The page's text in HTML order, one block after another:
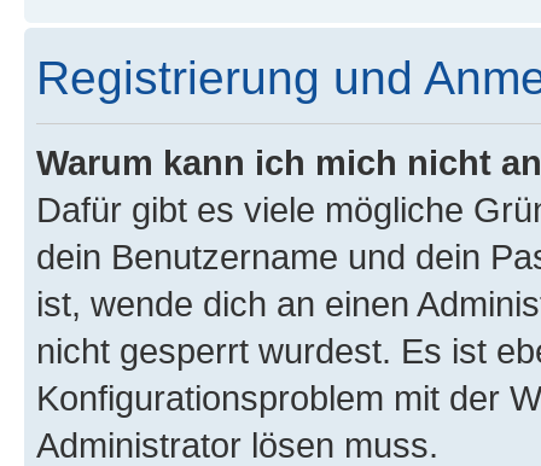
Registrierung und
Warum kann ich mich nicht
Dafür gibt es viele mögliche
dein Benutzername und dein
ist, wende dich an einen
nicht gesperrt wurdest. Es ist
Konfigurationsproblem mit der
Administrator lösen muss.